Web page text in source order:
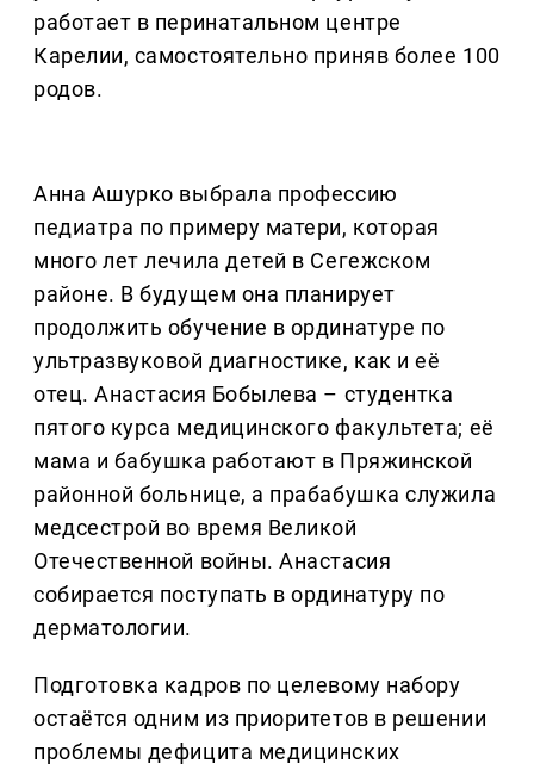
работает в перинатальном центре
Карелии, самостоятельно приняв более 100
родов.
Анна Ашурко выбрала профессию
педиатра по примеру матери, которая
много лет лечила детей в Сегежском
районе. В будущем она планирует
продолжить обучение в ординатуре по
ультразвуковой диагностике, как и её
отец. Анастасия Бобылева – студентка
пятого курса медицинского факультета; её
мама и бабушка работают в Пряжинской
районной больнице, а прабабушка служила
медсестрой во время Великой
Отечественной войны. Анастасия
собирается поступать в ординатуру по
дерматологии.
Подготовка кадров по целевому набору
остаётся одним из приоритетов в решении
проблемы дефицита медицинских